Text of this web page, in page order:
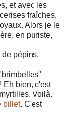
et avec les
fraîches,
Alors je le
en puriste,
de pépins.
Eh bien, c'est
Voilà.
billet. C'est